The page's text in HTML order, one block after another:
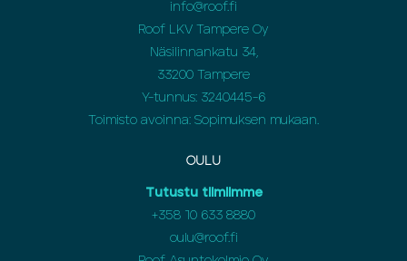
info@roof.fi
Roof LKV Tampere Oy
Näsilinnankatu 34,
33200 Tampere
Y-tunnus: 3240445-6
Toimisto avoinna: Sopimuksen mukaan.
OULU
Tutustu tiimiimme
+358 10 633 8880
oulu@roof.fi